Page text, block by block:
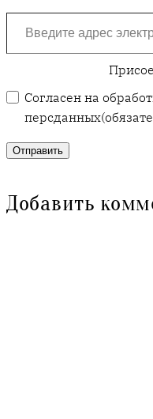
Введите адрес электронной почты…
Согласен на
персданных
Отправить
Добавить